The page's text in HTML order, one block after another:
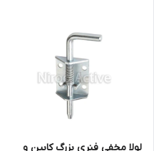
لولا مخفی فنری بزرگ کابین و